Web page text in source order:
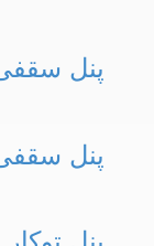
پنل سقفی روکار
پنل سقفی روکار